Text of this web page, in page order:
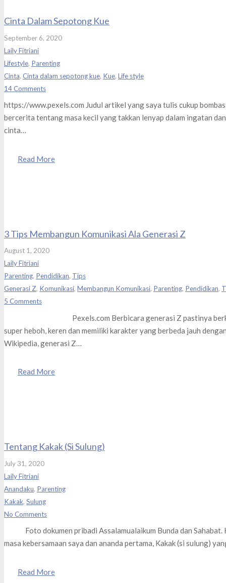
Cinta Dalam Sepotong Kue
September 6, 2020
Laily Fitriani
Lifestyle, Parenting
Cinta, Cinta dalam sepotong kue, Kue, Life style
14Comments
https://www.pexels.com Judul artikel yang saya tulis cukup
bercerita tentang masa kecil yang takkan lenyap dalam ingatan
cinta…
Read More
3 Tips Membangun Komunikasi Ala Generasi Z
August 1, 2020
Laily Fitriani
Parenting, Pendidikan, Tips
Generasi Z, Komunikasi, Membangun Komunikasi, Parenting, Pendidikan,
5 Comments
Pexels.com Berbicara generasi Z pastinya berkaitan
super heboh, keren dan memiliki karakter yang berbeda jauh
Wikipedia, generasi Z…
Read More
Tentang Kakak (Si Sulung)
July 31, 2020
Laily Fitriani
Anandaku, Parenting
Kakak, Sulung
No Comments
Foto dokumen pribadi Assalamualaikum Bunda dan Sahabat.
masa kebersamaan saya dan ananda pertama, Kakak (si sulung)
Read More